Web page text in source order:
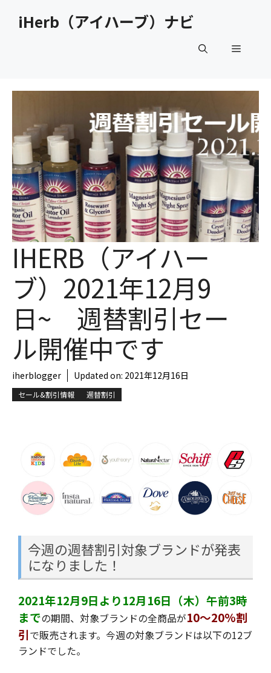
iHerb（アイハーブ）ナビ
メ
ュ
ー
IHERB（アイハー
ブ）2021年12月9
日~ 週替割引セー
ル開催中です
iherblogger Updated on: 2021年12月16日
セール&割引情報 週替割引
今週の週替割引対象ブランドが発表
になりました！
2021年12月9日より12月16日（木）午前3時
までの期間、対象ブランドの全商品が10～20%割
引で販売されます。今週の対象ブランドは以下の12ブ
ランドでした。